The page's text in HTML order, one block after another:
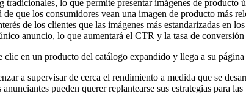
lo que permite presentar imágenes de
que los consumidores vean una imagen de producto más
de los clientes que las imágenes más estandarizadas en
anuncio, lo que aumentará el CTR y la tasa de
clic en un producto del catálogo expandido y llega a su página
a supervisar de cerca el rendimiento a medida que se
pueden querer replantearse sus estrategias para